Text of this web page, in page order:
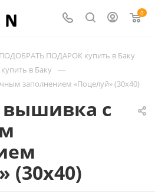
0
ПОДОБРАТЬ ПОДАРОК купить в Баку
в Баку —
заполнением «Поцелуй» (30х40)
с
(30х40)